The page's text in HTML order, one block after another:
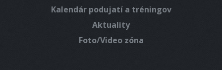
Kalendár podujatí a tréningov
Aktuality
Foto/Video zóna